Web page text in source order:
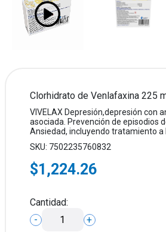
Clorhidrato de Venlafaxina 225
VIVELAX Depresión,depresión con
asociada. Prevención de episodios
Ansiedad, incluyendo tratamiento a
SKU: 7502235760832
$1,224.26
Cantidad:
-
+